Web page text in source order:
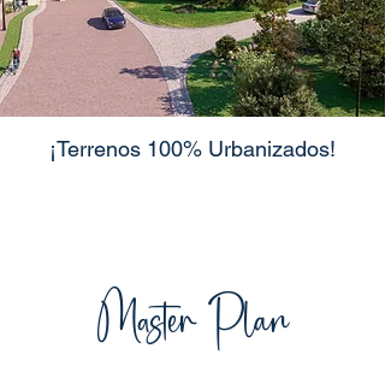
¡Terrenos 100% Urbanizados!
Master Plan